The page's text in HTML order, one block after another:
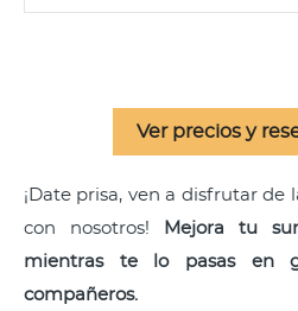
Ver precios y
¡Date prisa, ven a disfrutar de
con nosotros! Mejora tu
mientras te lo pasas en
compañeros.​